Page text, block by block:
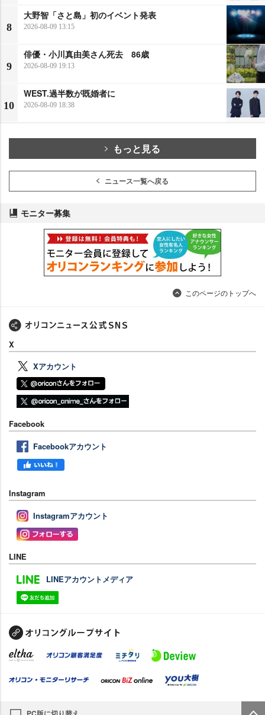
8
大野智「さと島」初のイベント発表
2026-08-09 13:15
9
俳優・小川真由美さん死去 86歳
2026-08-09 19:13
10
WEST.過半数が既婚者に
2026-08-09 18:38
もっと見る
ニュース一覧へ戻る
モニター募集
このページのトップへ
X
Xアカウント
Facebook
Facebookアカウント
Instagram
Instagramアカウント
LINE
LINEアカウントメディア